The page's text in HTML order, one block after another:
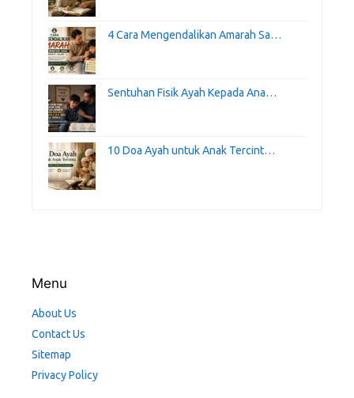
4 Cara Mengendalikan Amarah Sa…
Sentuhan Fisik Ayah Kepada Ana…
10 Doa Ayah untuk Anak Tercint…
Menu
About Us
Contact Us
Sitemap
Privacy Policy